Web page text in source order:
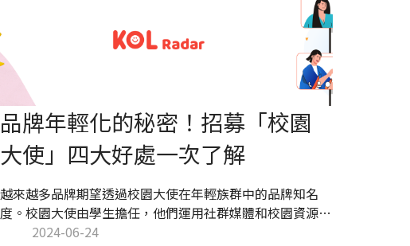
品牌年輕化的秘密！招募「校園
大使」四大好處一次了解
越來越多品牌期望透過校園大使在年輕族群中的品牌知名
度。校園大使由學生擔任，他們運用社群媒體和校園資源，
協助品牌在校園中進行宣傳品牌形象，提高品牌曝光度。本
2024-06-24